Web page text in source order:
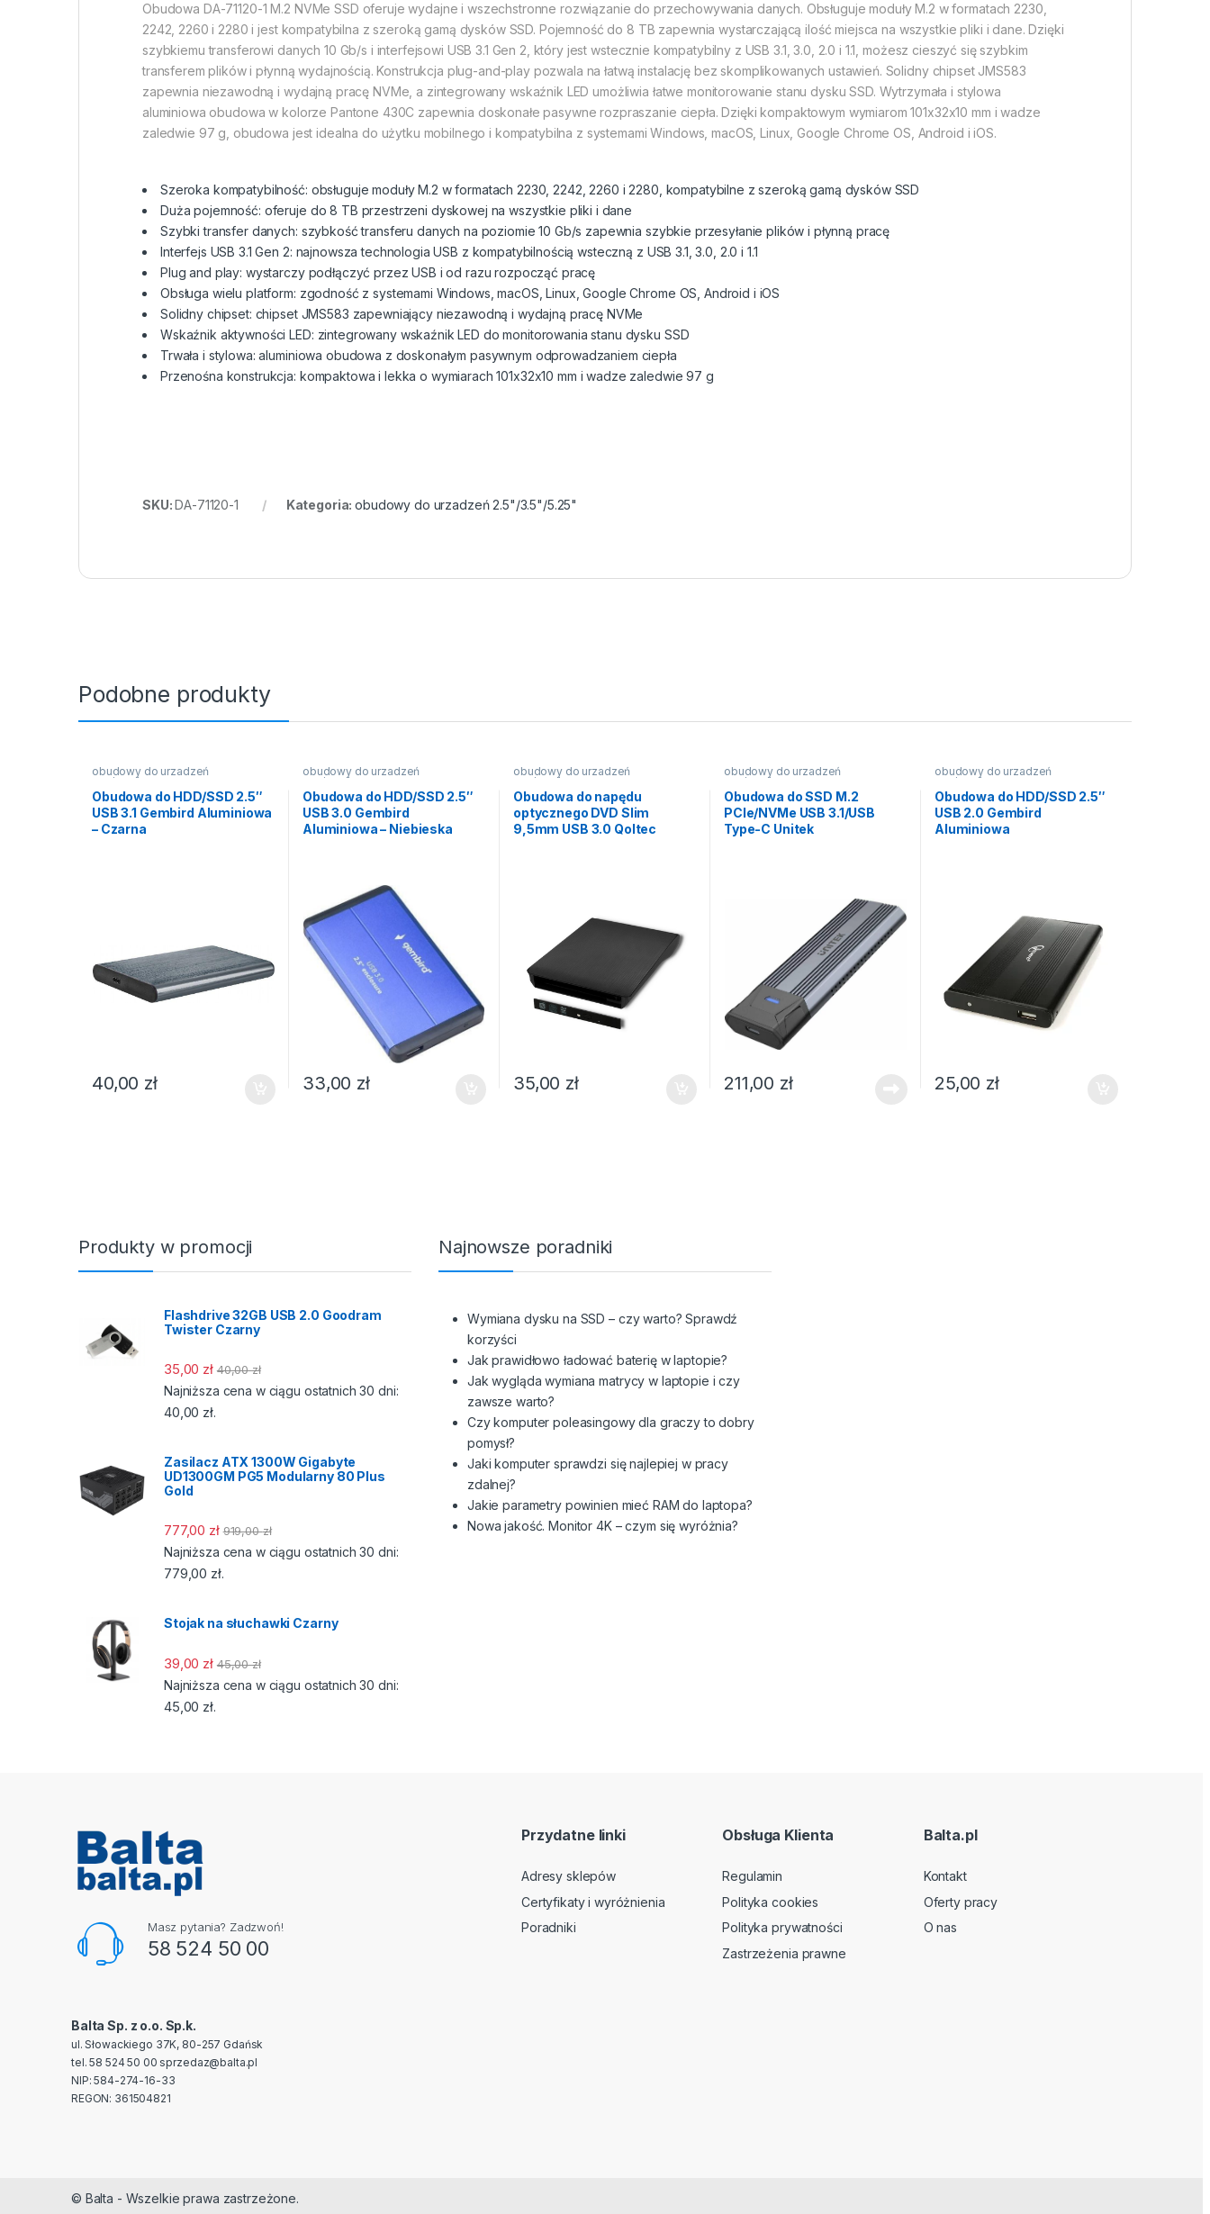
Obudowa DA-71120-1 M.2 NVMe SSD oferuje wydajne i wszechstronne rozwiązanie do przechowywania danych. Obsługuje moduły M.2 w formatach 2230,
2242, 2260 i 2280 i jest kompatybilna z szeroką gamą dysków SSD. Pojemność do 8 TB zapewnia wystarczającą ilość miejsca na wszystkie pliki i dane. Dzięki
szybkiemu transferowi danych 10 Gb/s i interfejsowi USB 3.1 Gen 2, który jest wstecznie kompatybilny z USB 3.1, 3.0, 2.0 i 1.1, możesz cieszyć się szybkim
transferem plików i płynną wydajnością. Konstrukcja plug-and-play pozwala na łatwą instalację bez skomplikowanych ustawień. Solidny chipset JMS583
zapewnia niezawodną i wydajną pracę NVMe, a zintegrowany wskaźnik LED umożliwia łatwe monitorowanie stanu dysku SSD. Wytrzymała i stylowa
aluminiowa obudowa w kolorze Pantone 430C zapewnia doskonałe pasywne rozpraszanie ciepła. Dzięki kompaktowym wymiarom 101x32x10 mm i wadze
zaledwie 97 g, obudowa jest idealna do użytku mobilnego i kompatybilna z systemami Windows, macOS, Linux, Google Chrome OS, Android i iOS.
Szeroka kompatybilność: obsługuje moduły M.2 w formatach 2230, 2242, 2260 i 2280, kompatybilne z szeroką gamą dysków SSD
Duża pojemność: oferuje do 8 TB przestrzeni dyskowej na wszystkie pliki i dane
Szybki transfer danych: szybkość transferu danych na poziomie 10 Gb/s zapewnia szybkie przesyłanie plików i płynną pracę
Interfejs USB 3.1 Gen 2: najnowsza technologia USB z kompatybilnością wsteczną z USB 3.1, 3.0, 2.0 i 1.1
Plug and play: wystarczy podłączyć przez USB i od razu rozpocząć pracę
Obsługa wielu platform: zgodność z systemami Windows, macOS, Linux, Google Chrome OS, Android i iOS
Solidny chipset: chipset JMS583 zapewniający niezawodną i wydajną pracę NVMe
Wskaźnik aktywności LED: zintegrowany wskaźnik LED do monitorowania stanu dysku SSD
Trwała i stylowa: aluminiowa obudowa z doskonałym pasywnym odprowadzaniem ciepła
Przenośna konstrukcja: kompaktowa i lekka o wymiarach 101x32x10 mm i wadze zaledwie 97 g
SKU:DA-71120-1 Kategoria:obudowy do urzadzeń 2.5"/3.5"/5.25"
Podobne produkty
obudowy do urzadzeń
2.5"/3.5"/5.25"
Obudowa do HDD/SSD 2.5″
USB 3.1 Gembird Aluminiowa
– Czarna
40,00 zł
obudowy do urzadzeń
2.5"/3.5"/5.25"
Obudowa do HDD/SSD 2.5″
USB 3.0 Gembird
Aluminiowa – Niebieska
33,00 zł
obudowy do urzadzeń
2.5"/3.5"/5.25"
Obudowa do napędu
optycznego DVD Slim
9,5mm USB 3.0 Qoltec
35,00 zł
obudowy do urzadzeń
2.5"/3.5"/5.25"
Obudowa do SSD M.2
PCIe/NVMe USB 3.1/USB
Type-C Unitek
211,00 zł
obudowy do urzadzeń
2.5"/3.5"/5.25"
Obudowa do HDD/SSD 2.5″
USB 2.0 Gembird
Aluminiowa
25,00 zł
Produkty w promocji
Flashdrive 32GB USB 2.0 Goodram
Twister Czarny
35,00 zł 40,00zł
Najniższa cena w ciągu ostatnich 30 dni:
40,00 zł.
Zasilacz ATX 1300W Gigabyte
UD1300GM PG5 Modularny 80 Plus
Gold
777,00 zł 919,00zł
Najniższa cena w ciągu ostatnich 30 dni:
779,00 zł.
Stojak na słuchawki Czarny
39,00 zł 45,00zł
Najniższa cena w ciągu ostatnich 30 dni:
45,00 zł.
Najnowsze poradniki
Wymiana dysku na SSD – czy warto? Sprawdź
korzyści
Jak prawidłowo ładować baterię w laptopie?
Jak wygląda wymiana matrycy w laptopie i czy
zawsze warto?
Czy komputer poleasingowy dla graczy to dobry
pomysł?
Jaki komputer sprawdzi się najlepiej w pracy
zdalnej?
Jakie parametry powinien mieć RAM do laptopa?
Nowa jakość. Monitor 4K – czym się wyróżnia?
Masz pytania? Zadzwoń!
58 524 50 00
Balta Sp. z o.o. Sp.k.
ul. Słowackiego 37K, 80-257 Gdańsk
tel. 58 524 50 00sprzedaz@balta.pl
NIP: 584-274-16-33
REGON: 361504821
Przydatne linki
Adresy sklepów
Certyfikaty i wyróżnienia
Poradniki
Obsługa Klienta
Regulamin
Polityka cookies
Polityka prywatności
Zastrzeżenia prawne
Balta.pl
Kontakt
Oferty pracy
O nas
© Balta - Wszelkie prawa zastrzeżone.